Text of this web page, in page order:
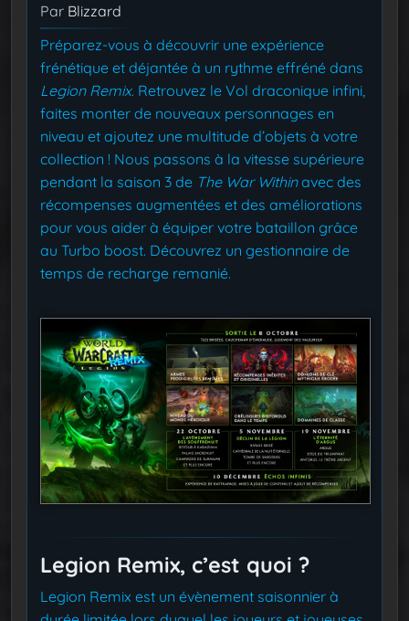
Par Blizzard
Préparez-vous à découvrir une expérience
frénétique et déjantée à un rythme effréné dans
Legion Remix. Retrouvez le Vol draconique infini,
faites monter de nouveaux personnages en
niveau et ajoutez une multitude d’objets à votre
collection ! Nous passons à la vitesse supérieure
pendant la saison 3 de The War Withinavec des
récompenses augmentées et des améliorations
pour vous aider à équiper votre bataillon grâce
au Turbo boost. Découvrez un gestionnaire de
temps de recharge remanié.
Legion Remix, c’est quoi ?
Legion Remix est un évènement saisonnier à